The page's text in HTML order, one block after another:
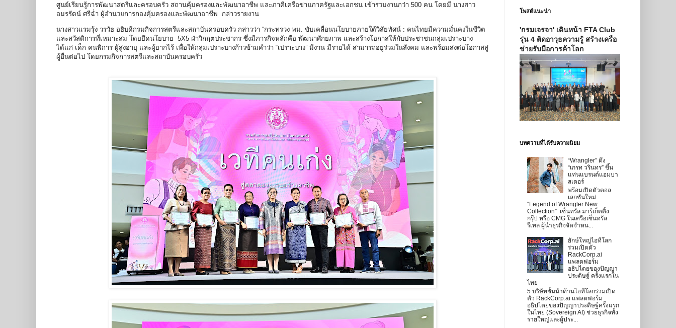
ศูนย์เรียนรู้การพัฒนาสตรีและครอบครัว สถานคุ้มครองและพัฒนาอาชีพ และภาคีเครือข่ายภาครัฐและเอกชน เข้าร่วมงานกว่า 500 คน โดยมี นางสาว
อมรรัตน์ ศรีฉ่ำ ผู้อำนวยการกองคุ้มครองและพัฒนาอาชีพ กล่าวรายงาน
นางสาวแรมรุ้ง วรวัธ อธิบดีกรมกิจการสตรีและสถาบันครอบครัว กล่าวว่า “กระทรวง พม. ขับเคลื่อนนโยบายภายใต้วิสัยทัศน์ : คนไทยมีความมั่นคงในชีวิต
และสวัสดิการที่เหมาะสม โดยยึดนโยบาย 5X5 ฝ่าวิกฤตประชากร ซึ่งมีภารกิจหลักคือ พัฒนาศักยภาพ และสร้างโอกาสให้กับประชาชนกลุ่มเปราะบาง
ได้แก่ เด็ก คนพิการ ผู้สูงอายุ และผู้ยากไร้ เพื่อให้กลุ่มเปราะบางก้าวข้ามคำว่า “เปราะบาง” มีงาน มีรายได้ สามารถอยู่ร่วมในสังคม และพร้อมส่งต่อโอกาสสู่
ผู้อื่นต่อไป โดยกรมกิจการสตรีและสถาบันครอบครัว
โพสต์แนะนำ
'กรมเจรจา' เดินหน้า FTA Club
รุ่น 4 ติดอาวุธความรู้ สร้างเครือ
ข่ายรับมือการค้าโลก
บทความที่ได้รับความนิยม
“Wrangler” ดึง
“เกรท วรินทร” ขึ้น
แท่นแบรนด์แอมบา
สเดอร์
พร้อมเปิดตัวคอล
เลกชันใหม่
“Legend of Wrangler New
Collection” เซ็นทรัล มาร์เก็ตติ้ง
กรุ๊ป หรือ CMG ในเครือเซ็นทรัล
รีเทล ผู้นำธุรกิจจัดจำหน...
ยักษ์ใหญ่ไอทีโลก
ร่วมเปิดตัว
RackCorp.ai
แพลตฟอร์ม
อธิปไตยของปัญญา
ประดิษฐ์ ครั้งแรกใน
ไทย
5 บริษัทชั้นนำด้านไอทีโลกร่วมเปิด
ตัว RackCorp.ai แพลตฟอร์ม
อธิปไตยของปัญญาประดิษฐ์ครั้งแรก
ในไทย (Sovereign AI) ช่วยธุรกิจทั้ง
รายใหญ่และผู้ประ...